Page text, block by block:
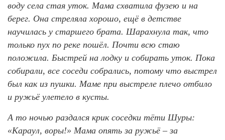
воду села стая уток. Мама схватила фузею и на
берег. Она стреляла хорошо, ещё в детстве
научилась у старшего брата. Шарахнула так, что
только пух по реке пошёл. Почти всю стаю
положила. Быстрей на лодку и собирать уток. Пока
собирали, все соседи собрались, потому что выстрел
был как из пушки. Маме при выстреле плечо отбило
и ружьё улетело в кусты.
А то ночью раздался крик соседки тёти Шуры:
«Караул, воры!» Мама опять за ружьё – за